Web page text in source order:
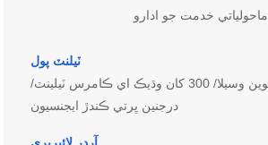
ماحولياتي خدمت جو ادارو
ٽيلنٽ پول
يونيورسٽي جا سوين وسيلا/ 300 کان وڌيڪ اي ڪامرس ٽيلينٽ/
درجنين ڀرتي ڪندڙ ايجنسيون